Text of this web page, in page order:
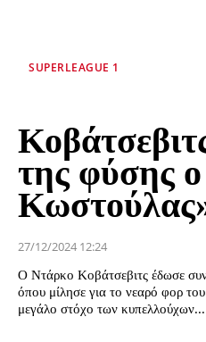
SUPERLEAGUE 1
της φύσης ο
27/12/2024 12:24
Ο Ντάρκο Κοβάτσεβιτς έδωσε
όπου μίλησε για το νεαρό φορ
μεγάλο στόχο των κυπελλούχων...